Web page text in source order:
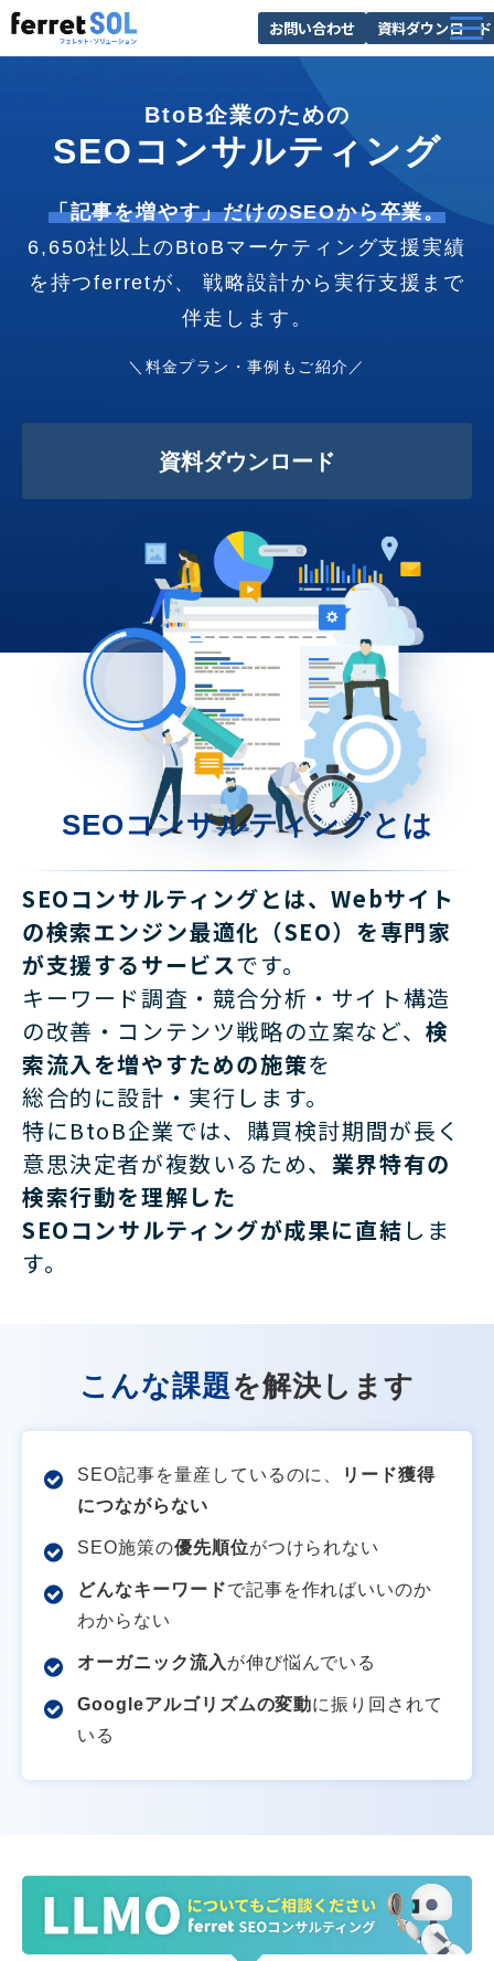
お問い合わせ 資料ダウンロード
サービス一覧
選ばれる理由
導入事例
お役立ち情報
BtoB企業のための
SEOコンサルティング
「記事を増やす」だけのSEOから卒業。
6,650社以上のBtoBマーケティング支援実績
を持つferretが、 戦略設計から実行支援まで
伴走します。
＼料金プラン・事例もご紹介／
資料ダウンロード
SEOコンサルティングとは
SEOコンサルティングとは、Webサイト
の検索エンジン最適化（SEO）を専門家
が支援するサービスです。
キーワード調査・競合分析・サイト構造
の改善・コンテンツ戦略の立案など、検
索流入を増やすための施策を
総合的に設計・実行します。
特にBtoB企業では、購買検討期間が長く
意思決定者が複数いるため、 業界特有の
検索行動を理解した
SEOコンサルティングが成果に直結しま
す。
こんな課題を解決します
SEO記事を量産しているのに、
リード獲得
につながらない
SEO施策の優先順位がつけられない
どんなキーワードで記事を作ればいいのか
わからない
オーガニック流入 が伸び悩んでいる
Googleアルゴリズムの変動に振り回されて
いる